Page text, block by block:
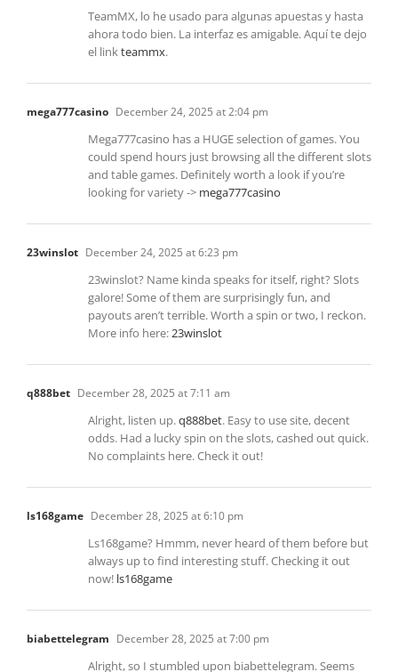
TeamMX, lo he usado para algunas apuestas y hasta
ahora todo bien. La interfaz es amigable. Aquí te dejo
el linkteammx.
mega777casino December 24, 2025 at 2:04 pm
Mega777casino has a HUGE selection of games. You
could spend hours just browsing all the different slots
and table games. Definitely worth a look if you’re
looking for variety -> mega777casino
23winslot December 24, 2025 at 6:23 pm
23winslot? Name kinda speaks for itself, right? Slots
galore! Some of them are surprisingly fun, and
payouts aren’t terrible. Worth a spin or two, I reckon.
More info here:23winslot
q888bet December 28, 2025 at 7:11 am
Alright, listen up.q888bet. Easy to use site, decent
odds. Had a lucky spin on the slots, cashed out quick.
No complaints here. Check it out!
ls168game December 28, 2025 at 6:10 pm
Ls168game? Hmmm, never heard of them before but
always up to find interesting stuff. Checking it out
now! ls168game
biabettelegram December 28, 2025 at 7:00 pm
Alright, so I stumbled upon biabettelegram. Seems